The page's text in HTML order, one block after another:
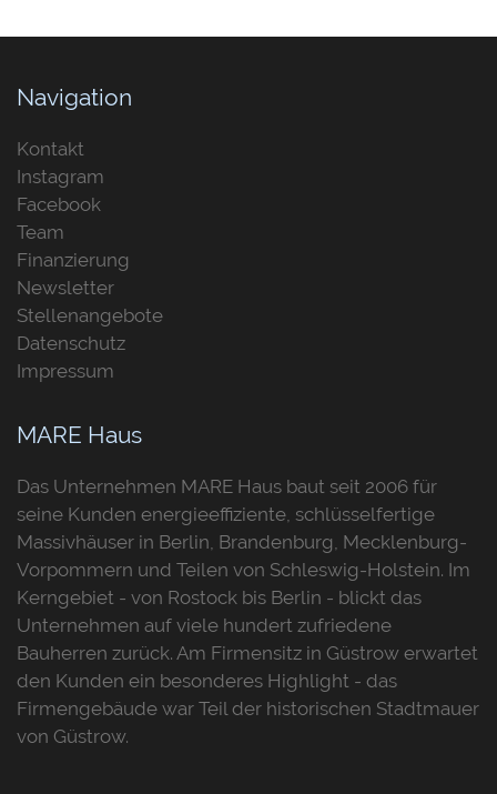
Navigation
Kontakt
Instagram
Facebook
Team
Finanzierung
Newsletter
Stellenangebote
Datenschutz
Impressum
MARE Haus
Das Unternehmen MARE Haus baut seit 2006 für
seine Kunden energieeffiziente, schlüsselfertige
Massivhäuser in Berlin, Brandenburg, Mecklenburg-
Vorpommern und Teilen von Schleswig-Holstein. Im
Kerngebiet - von Rostock bis Berlin - blickt das
Unternehmen auf viele hundert zufriedene
Bauherren zurück. Am Firmensitz in Güstrow erwartet
den Kunden ein besonderes Highlight - das
Firmengebäude war Teil der historischen Stadtmauer
von Güstrow.